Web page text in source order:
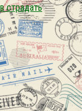
страдать